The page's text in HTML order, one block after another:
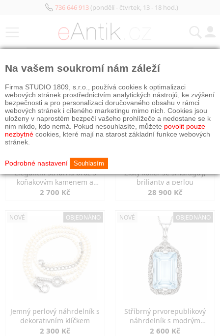
736 646 913(pondělí - čtvrtek, 13 - 18 hod.)
Elegantní stříbrná brož s
koňakovým kamenem a
markazity
2 700 Kč
Zlatý kolier se smaragdy,
brilianty a perlou
28 900 Kč
NOVÉ OBJEDNÁNO
Jemný perlový náhrdelník s
dekorativním klíčkem
2 300 Kč
NOVÉ OBJEDNÁNO
Stříbrný prvorepublikový
náhrdelník s modrým
spinelem
2 600 Kč
Na vašem soukromí nám záleží
Firma STUDIO 1809, s.r.o., používá cookies k optimalizaci
webových stránek prostřednictvím analytických nástrojů, ke zvýšení
bezpečnosti a pro personalizaci doručovaného obsahu v rámci
webových stránek i cíleného marketingu mimo nich. Cookies jsou
uloženy v naprostém bezpečí vašeho prohlížeče a nedostane se k
nim nikdo, kdo nemá. Pokud nesouhlasíte, můžete povolit pouze
nezbytné cookies, které mají na starost základní funkce webových
stránek.
Podrobné nastavení Souhlasím